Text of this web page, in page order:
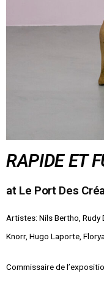
RAPIDE ET
at Le Port Des
Artistes: Nils Bertho, Rudy
Knorr, Hugo Laporte,
Commissaire de